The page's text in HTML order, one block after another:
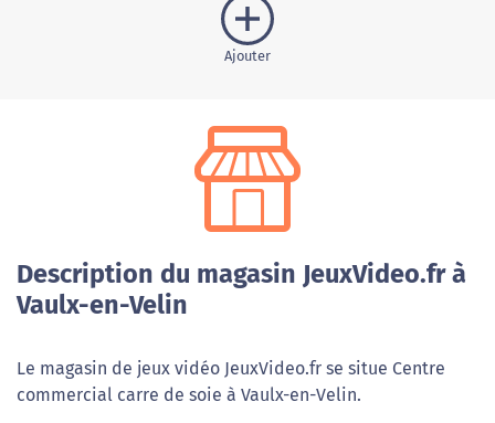
Ajouter
Description du magasin JeuxVideo.fr à
Vaulx-en-Velin
Le magasin de jeux vidéo JeuxVideo.fr se situe Centre
commercial carre de soie à Vaulx-en-Velin.